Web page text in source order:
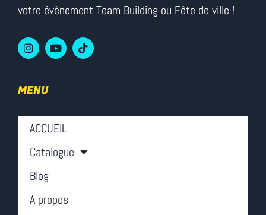
votre évènement Team Building ou Fête de ville !
MENU
ACCUEIL
Catalogue
Blog
A propos